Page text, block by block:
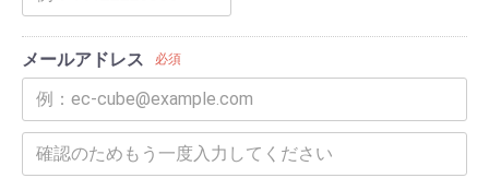
メールアドレス 必須